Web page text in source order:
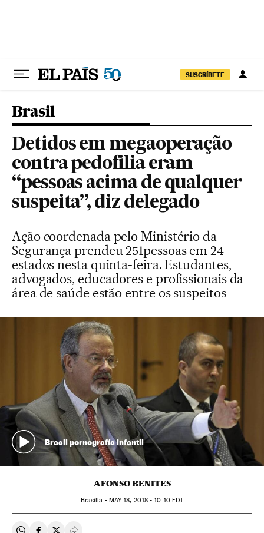
SUSCRÍBETE
Brasil
Detidos em megaoperação
contra pedofilia eram
“pessoas acima de qualquer
suspeita”, diz delegado
Ação coordenada pelo Ministério da
Segurança prendeu 251pessoas em 24
estados nesta quinta-feira. Estudantes,
advogados, educadores e profissionais da
área de saúde estão entre os suspeitos
Brasil pornografía infantil
AFONSO BENITES
Brasília - MAY18, 2018 - 10:10EDT